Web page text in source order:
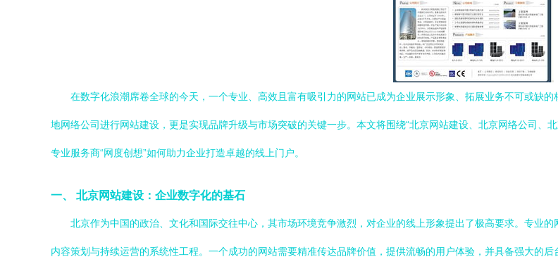
在数字化浪潮席卷全球的今天，一个专业、高效且富有吸引力的网站已成为企业展示形象、拓展业务不可或缺
地网络公司进行网站建设，更是实现品牌升级与市场突破的关键一步。本文将围绕“北京网站建设、北京网络公司、
专业服务商“网度创想”如何助力企业打造卓越的线上门户。
一、 北京网站建设：企业数字化的基石
北京作为中国的政治、文化和国际交往中心，其市场环境竞争激烈，对企业的线上形象提出了极高要求。专业
内容策划与持续运营的系统性工程。一个成功的网站需要精准传达品牌价值，提供流畅的用户体验，并具备强大的后